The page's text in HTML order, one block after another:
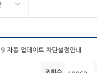
동 업데이트 차단설정안내